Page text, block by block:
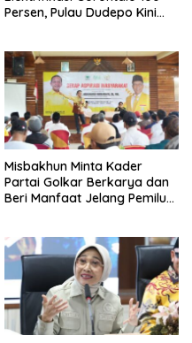
Persen, Pulau Dudepo Kini
Misbakhun Minta Kader
Partai Golkar Berkarya dan
Beri Manfaat Jelang Pemilu